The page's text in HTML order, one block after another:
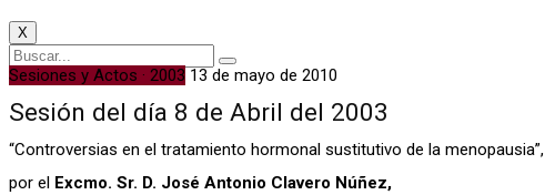
X
Sesiones y Actos · 2003 13 de mayo de 2010
Sesión del día 8 de Abril del 2003
“Controversias en el tratamiento hormonal sustitutivo de la menopausia”,
por el Excmo. Sr. D. José Antonio Clavero Núñez,